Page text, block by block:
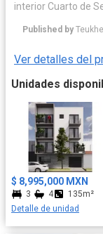
interior Cuarto de Servicio Azotea privada acondicionada con
Published by
Ver detalles del
Unidades
$ 8,995,000 MXN
3 4
135m²
Detalle de unidad